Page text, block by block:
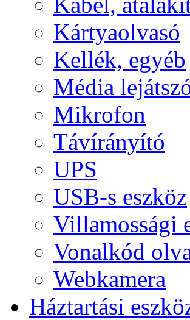
Kártyaolvasó
Kellék, egyéb
Média
Mikrofon
Távírányító
UPS
USB-s eszköz
Villamossági
Vonalkód
Webkamera
Háztartási